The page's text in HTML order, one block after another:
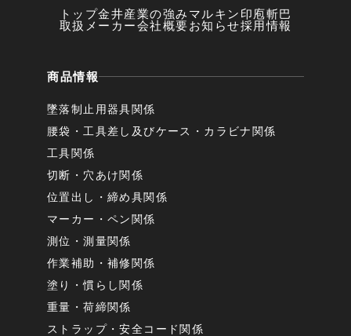
トップ金井産業の強み マルキン印 庖斬巴
取扱メーカー会社概要お知らせ採用情報
商品情報
墜落制止用器具関係
腰袋・工具差し及びケース・カラビナ関係
工具関係
切断・穴あけ関係
位置出し・締め具関係
マーカー・ペン関係
測位・測量関係
作業補助・補修関係
塗り・慣らし関係
重量・荷締関係
ストラップ・安全コード関係